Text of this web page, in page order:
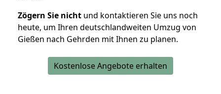
Zögern Sie nicht und kontaktieren Sie uns noch
heute, um Ihren deutschlandweiten Umzug von
Gießen nach Gehrden mit Ihnen zu planen.
Kostenlose Angebote erhalten